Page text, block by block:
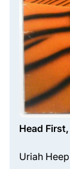
Head
Uriah Heep